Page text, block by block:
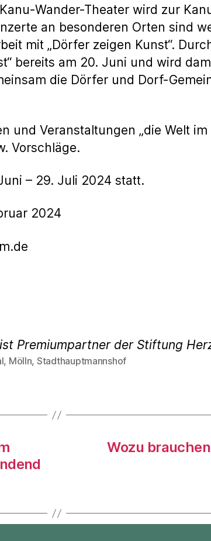
Wander-Theater wird zur
an besonderen Orten sind
mit „Dörfer zeigen Kunst“.
bereits am 20. Juni und wird
die Dörfer und Dorf-
und Veranstaltungen „die Welt
Vorschläge.
– 29. Juli 2024 statt.
2024
Premiumpartner der Stiftung
, Mölln, Stadthauptmannshof
Wozu